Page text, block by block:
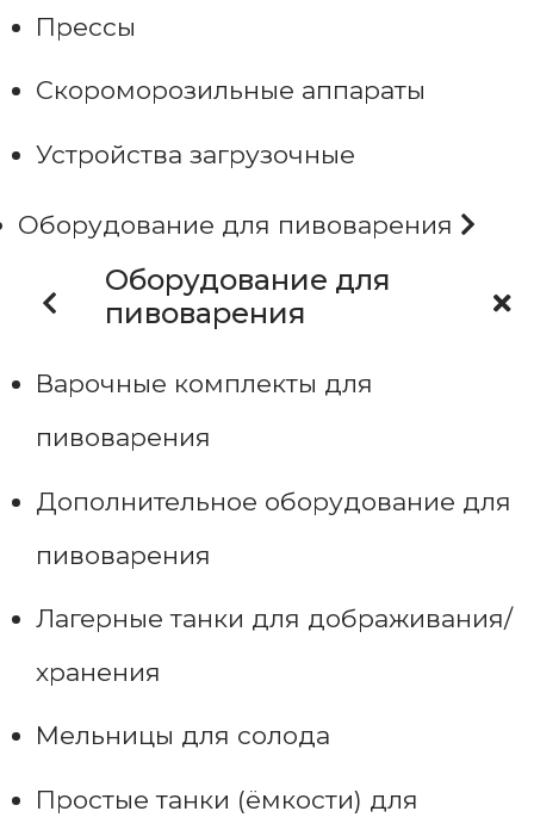
Прессы
Скороморозильные аппараты
Устройства загрузочные
Оборудование для пивоварения
Оборудование для
пивоварения
Варочные комплекты для
пивоварения
Дополнительное оборудование для
пивоварения
Лагерные танки для дображивания/
хранения
Мельницы для солода
Простые танки (ёмкости) для